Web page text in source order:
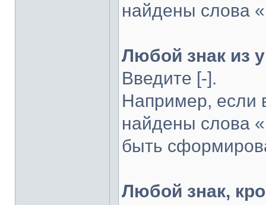
найдены слова
Любой знак из
Введите [-].
Например, если
найдены слова
быть
Любой знак,